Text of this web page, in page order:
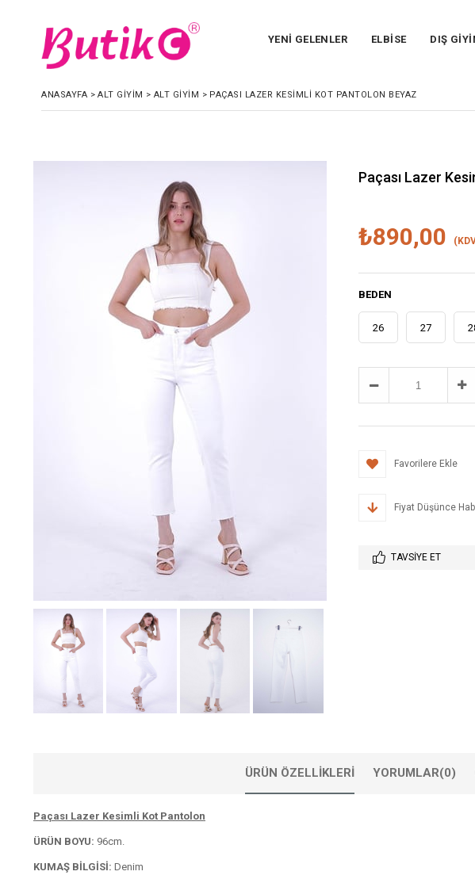
YENİ GELENLER ELBİSE DIŞ
ANASAYFA > ALT GİYİM > ALT GİYİM > PAÇASI LAZER KESIMLI KOT PANTOLON BEYAZ
Paçası Lazer
₺890,00
BEDEN
26 27
Favorilere Ekle
Fiyat Düşünce
TAVSIYE ET
ÜRÜN ÖZELLIKLERI YORUMLAR(0)
Paçası Lazer Kesimli Kot Pantolon
ÜRÜN BOYU: 96cm.
KUMAŞ BİLGİSİ: Denim